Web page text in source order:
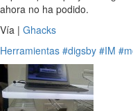
ahora no ha podido.
Vía | Ghacks
Herramientas #digsby #IM